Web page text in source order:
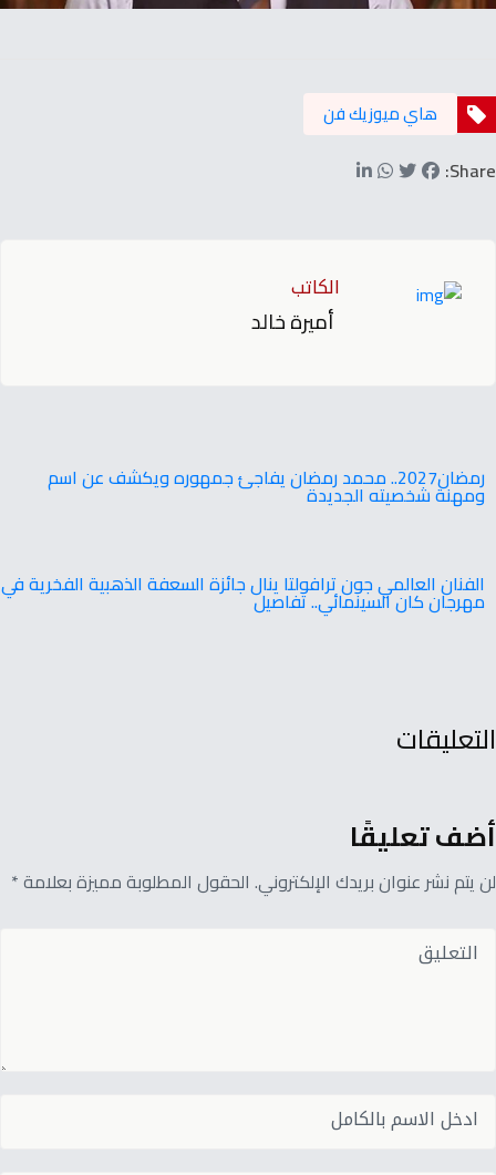
هاي ميوزيك فن
Share:
الكاتب
أميرة خالد
‬ومهنة‭ ‬شخصيته‭ ‬الجديدة
الفنان العالمي جون ترافولتا ينال جائزة السعفة الذهبية الفخرية في
مهرجان كان السينمائي.. تفاصيل
التعليقات
أضف تعليقًا
لن يتم نشر عنوان بريدك الإلكتروني. الحقول المطلوبة مميزة بعلامة *